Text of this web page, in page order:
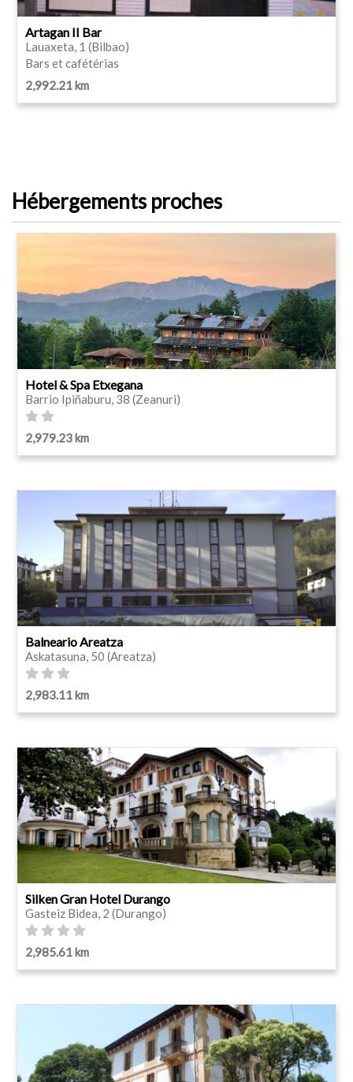
Artagan II Bar
Lauaxeta, 1 (Bilbao)
Bars et cafétérias
2,992.21 km
Hébergements proches
Hotel & Spa Etxegana
Barrio Ipiñaburu, 38 (Zeanuri)
2,979.23 km
Balneario Areatza
Askatasuna, 50 (Areatza)
2,983.11 km
Silken Gran Hotel Durango
Gasteiz Bidea, 2 (Durango)
2,985.61 km